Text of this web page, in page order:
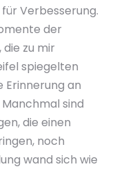
Verbesserung.
der
zu mir
spiegelten
Erinnerung an
sind
die einen
noch
wand sich wie